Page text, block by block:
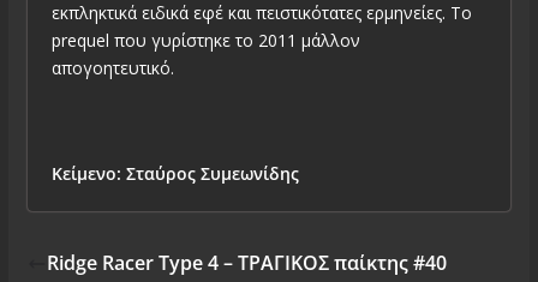
εκπληκτικά ειδικά εφέ και πειστικότατες ερμηνείες. Το
prequel που γυρίστηκε το 2011 μάλλον
απογοητευτικό.
Κείμενο: Σταύρος Συμεωνίδης
Ridge Racer Type 4 – ΤΡΑΓΙΚΟΣ παίκτης #40